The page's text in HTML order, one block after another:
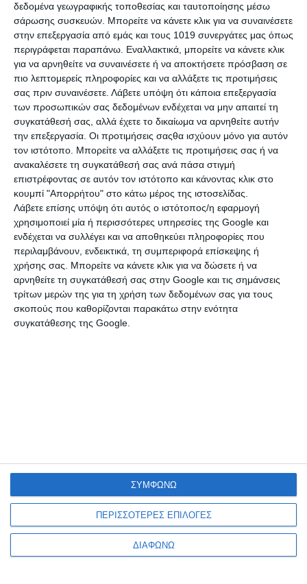
δεδομένα γεωγραφικής τοποθεσίας και ταυτοποίησης μέσω
σάρωσης συσκευών. Μπορείτε να κάνετε κλικ για να συναινέσετε
στην επεξεργασία από εμάς και τους 1019 συνεργάτες μας όπως
περιγράφεται παραπάνω. Εναλλακτικά, μπορείτε να κάνετε κλικ
για να αρνηθείτε να συναινέσετε ή να αποκτήσετε πρόσβαση σε
πιο λεπτομερείς πληροφορίες και να αλλάξετε τις προτιμήσεις
σας πριν συναινέσετε. Λάβετε υπόψη ότι κάποια επεξεργασία
των προσωπικών σας δεδομένων ενδέχεται να μην απαιτεί τη
συγκατάθεσή σας, αλλά έχετε το δικαίωμα να αρνηθείτε αυτήν
την επεξεργασία. Οι προτιμήσεις σαςθα ισχύουν μόνο για αυτόν
τον ιστότοπο. Μπορείτε να αλλάξετε τις προτιμήσεις σας ή να
ανακαλέσετε τη συγκατάθεσή σας ανά πάσα στιγμή
επιστρέφοντας σε αυτόν τον ιστότοπο και κάνοντας κλικ στο
κουμπί "Απορρήτου" στο κάτω μέρος της ιστοσελίδας.
Λάβετε επίσης υπόψη ότι αυτός ο ιστότοπος/η εφαρμογή
χρησιμοποιεί μία ή περισσότερες υπηρεσίες της Google και
ενδέχεται να συλλέγει και να αποθηκεύει πληροφορίες που
περιλαμβάνουν, ενδεικτικά, τη συμπεριφορά επίσκεψης ή
χρήσης σας. Μπορείτε να κάνετε κλικ για να δώσετε ή να
αρνηθείτε τη συγκατάθεσή σας στην Google και τις σημάνσεις
τρίτων μερών της για τη χρήση των δεδομένων σας για τους
σκοπούς που καθορίζονται παρακάτω στην ενότητα
συγκατάθεσης της Google.
ΠΕΡΙΣΣΟΤΕΡΕΣ ΕΠΙΛΟΓΕΣ
ΔΙΑΦΩΝΩ
ΣΥΜΦΩΝΩ
Submit
Send us a message
info@ikariacamping.gr
Κρεμαστή Φραντάτο Ικαρίας
2102132365
Η μαγεία της Ικαρίας σε πρώτο πλάνο. Διακοπές και